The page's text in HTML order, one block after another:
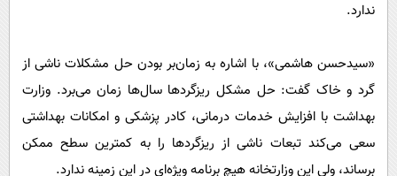
ندارد.
«سیدحسن ‌هاشمی»، با اشاره به زمان‌بر بودن حل مشکلات ناشی از
گرد و خاک گفت: حل مشکل ریزگرد‌ها سال‌ها زمان می‌برد. وزارت
بهداشت با افزایش خدمات درمانی، کادر پزشکی و امکانات بهداشتی
سعی می‌کند تبعات ناشی از ریزگرد‌ها را به کمترین سطح ممکن
برساند، ولی این وزارتخانه هیچ برنامه ویژه‌ای در این زمینه ندارد.